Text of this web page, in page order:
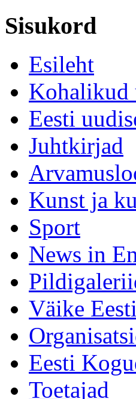
Sisukord
Esileht
Kohalikud
Eesti
Juhtkirjad
Kunst ja
Sport
News in
Väike
Eesti
Toetajad